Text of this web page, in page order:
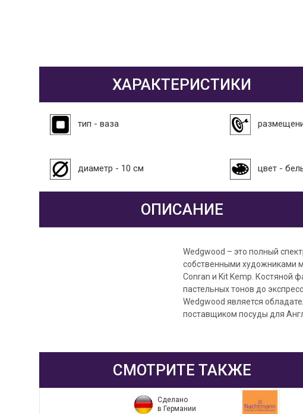
ХАРАКТЕРИСТИКИ
тип - ваза
диаметр - 10 см цвет -
ОПИСАНИЕ
Wedgwood – это полный
собственными художниками
Conran и Kit Kemp. Костяной
пастельных тонов до
Wedgwood является
поставщиком посуды для
СМОТРИТЕ ТАКЖЕ
Сделано
в Германии